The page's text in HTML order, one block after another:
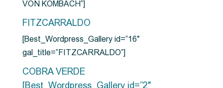
VON KOMBACH”]
FITZCARRALDO
[Best_Wordpress_Gallery id=”16″
gal_title=”FITZCARRALDO”]
COBRA VERDE
[Best_Wordpress_Gallery id=”2″